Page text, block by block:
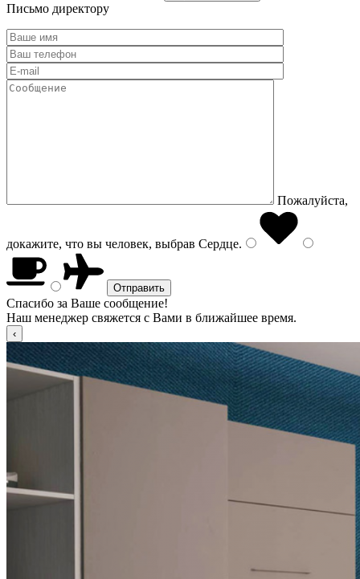
Письмо директору
Пожалуйста,
докажите, что вы человек, выбрав Сердце.
Спасибо за Ваше сообщение!
Наш менеджер свяжется с Вами в ближайшее время.